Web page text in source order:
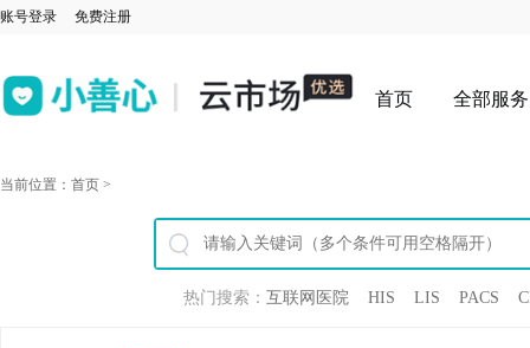
账号登录 免费注册
首页 全部服务
当前位置： 首页 >
热门搜索： 互联网医院 HIS LIS PACS